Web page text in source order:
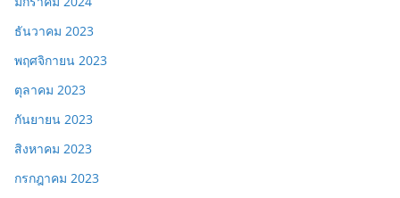
ธันวาคม 2023
พฤศจิกายน 2023
ตุลาคม 2023
กันยายน 2023
สิงหาคม 2023
กรกฎาคม 2023